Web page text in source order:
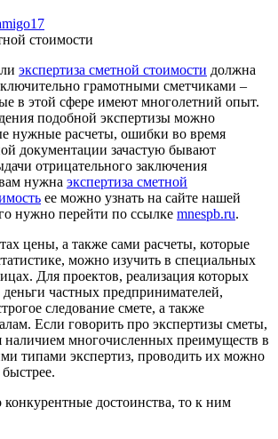
экспертиза сметной стоимости должна
грамотными сметчиками –
в этой сфере имеют многолетний опыт.
подобной экспертизы можно
нужные расчеты, ошибки во время
документации зачастую бывают
отрицательного заключения
нужна экспертиза сметной
ее можно узнать на сайте нашей
нужно перейти по ссылке mnespb.ru.
цены, а также сами расчеты, которые
можно изучить в специальных
Для проектов, реализация которых
деньги частных предпринимателей,
следование смете, а также
Если говорить про экспертизы сметы,
наличием многочисленных преимуществ в
типами экспертиз, проводить их можно
конкурентные достоинства, то к ним